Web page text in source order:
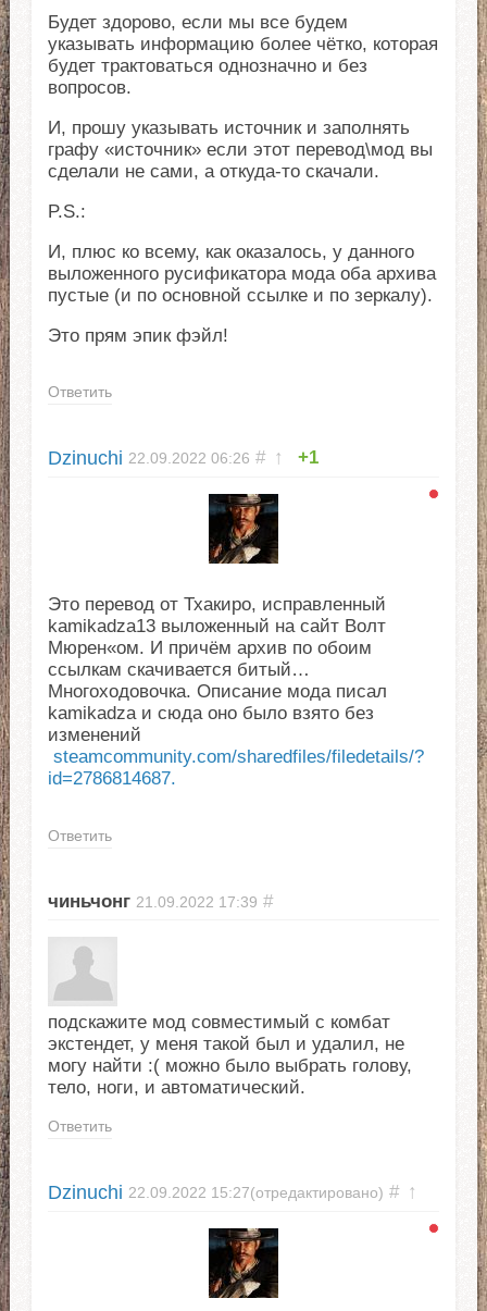
Будет здорово, если мы все будем
указывать информацию более чётко, которая
будет трактоваться однозначно и без
вопросов.
И, прошу указывать источник и заполнять
графу «источник» если этот перевод\мод вы
сделали не сами, а откуда-то скачали.
P.S.:
И, плюс ко всему, как оказалось, у данного
выложенного русификатора мода оба архива
пустые (и по основной ссылке и по зеркалу).
Это прям эпик фэйл!
Ответить
Dzinuchi 22.09.2022 06:26 # ↑ +1
Это перевод от Тхакиро, исправленный
kamikadza13 выложенный на сайт Волт
Мюрен«ом. И причём архив по обоим
ссылкам скачивается битый…
Многоходовочка. Описание мода писал
kamikadza и сюда оно было взято без
изменений
steamcommunity.com/sharedfiles/filedetails/?
id=2786814687.
Ответить
чиньчонг 21.09.2022 17:39 #
подскажите мод совместимый с комбат
экстендет, у меня такой был и удалил, не
могу найти :( можно было выбрать голову,
тело, ноги, и автоматический.
Ответить
Dzinuchi 22.09.2022 15:27(отредактировано) # ↑